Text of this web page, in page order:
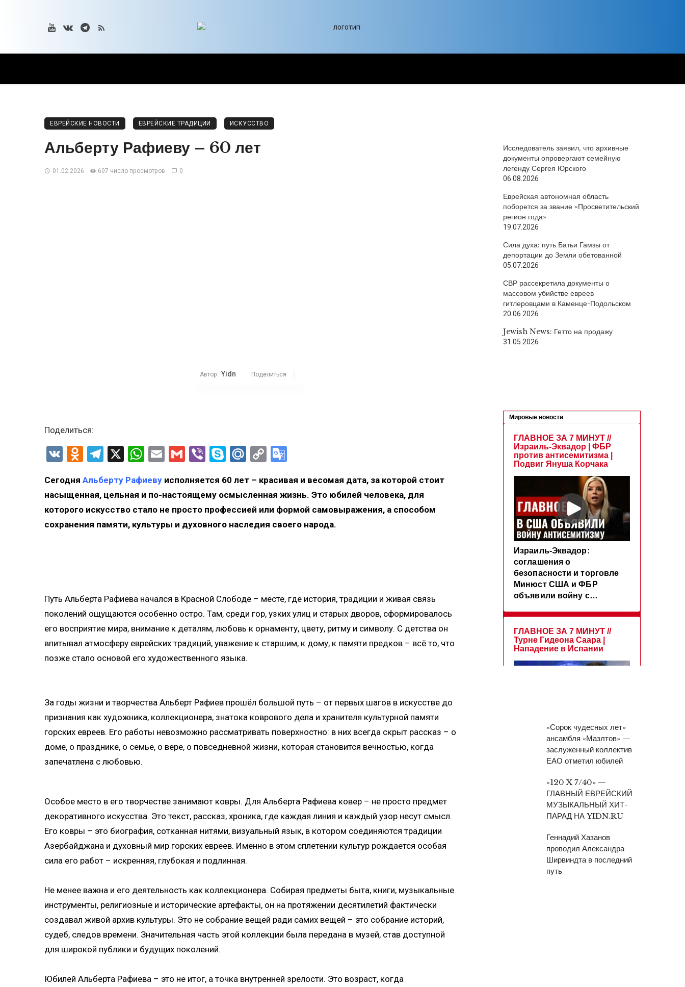
ЕВРЕЙСКИЕ НОВОСТИ ЕВРЕЙСКИЕ ТРАДИЦИИ ИСКУССТВО
Альберту Рафиеву – 60 лет
01.02.2026 607 число просмотров 0
Автор: Yidn Поделиться
Поделиться:
VK Odnoklassniki
Telegram
X WhatsApp
EmailGmailViberSkypeMail.Ru
Copy
Сегодня Альберту Рафиеву исполняется 60 лет – красивая и весомая дата, за которой стоит
насыщенная, цельная и по-настоящему осмысленная жизнь. Это юбилей человека, для
которого искусство стало не просто профессией или формой самовыражения, а способом
сохранения памяти, культуры и духовного наследия своего народа.
Путь Альберта Рафиева начался в Красной Слободе – месте, где история, традиции и живая связь
поколений ощущаются особенно остро. Там, среди гор, узких улиц и старых дворов, сформировалось
его восприятие мира, внимание к деталям, любовь к орнаменту, цвету, ритму и символу. С детства он
впитывал атмосферу еврейских традиций, уважение к старшим, к дому, к памяти предков – всё то, что
позже стало основой его художественного языка.
За годы жизни и творчества Альберт Рафиев прошёл большой путь – от первых шагов в искусстве до
признания как художника, коллекционера, знатока коврового дела и хранителя культурной памяти
горских евреев. Его работы невозможно рассматривать поверхностно: в них всегда скрыт рассказ – о
доме, о празднике, о семье, о вере, о повседневной жизни, которая становится вечностью, когда
запечатлена с любовью.
Особое место в его творчестве занимают ковры. Для Альберта Рафиева ковер – не просто предмет
декоративного искусства. Это текст, рассказ, хроника, где каждая линия и каждый узор несут смысл.
Его ковры – это биография, сотканная нитями, визуальный язык, в котором соединяются традиции
Азербайджана и духовный мир горских евреев. Именно в этом сплетении культур рождается особая
сила его работ – искренняя, глубокая и подлинная.
Не менее важна и его деятельность как коллекционера. Собирая предметы быта, книги, музыкальные
инструменты, религиозные и исторические артефакты, он на протяжении десятилетий фактически
создавал живой архив культуры. Это не собрание вещей ради самих вещей – это собрание историй,
судеб, следов времени. Значительная часть этой коллекции была передана в музей, став доступной
для широкой публики и будущих поколений.
Юбилей Альберта Рафиева – это не итог, а точка внутренней зрелости. Это возраст, когда
Исследователь заявил, что архивные
документы опровергают семейную
легенду Сергея Юрского
06.08.2026
Еврейская автономная область
поборется за звание «Просветительский
регион года»
19.07.2026
Сила духа: путь Батьи Гамзы от
депортации до Земли обетованной
05.07.2026
СВР рассекретила документы о
массовом убийстве евреев
гитлеровцами в Каменце-Подольском
20.06.2026
Jewish News: Гетто на продажу
31.05.2026
«Сорок чудесных лет»
ансамбля «Мазлтов» —
заслуженный коллектив
ЕАО отметил юбилей
«120 X 7/40» —
ГЛАВНЫЙ ЕВРЕЙСКИЙ
МУЗЫКАЛЬНЫЙ ХИТ-
ПАРАД НА YIDN.RU
Геннадий Хазанов
проводил Александра
Ширвиндта в последний
путь